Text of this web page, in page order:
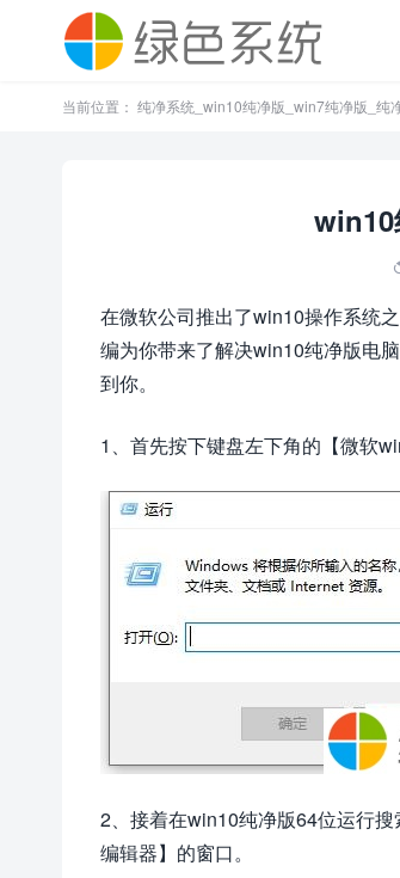
当前位置： 纯净系统_win10纯净版_win7纯净版_纯
win10
在微软公司推出了win10操作系统
编为你带来了解决win10纯净版电
到你。
1、首先按下键盘左下角的【微软
2、接着在win10纯净版64位运行
编辑器】的窗口。